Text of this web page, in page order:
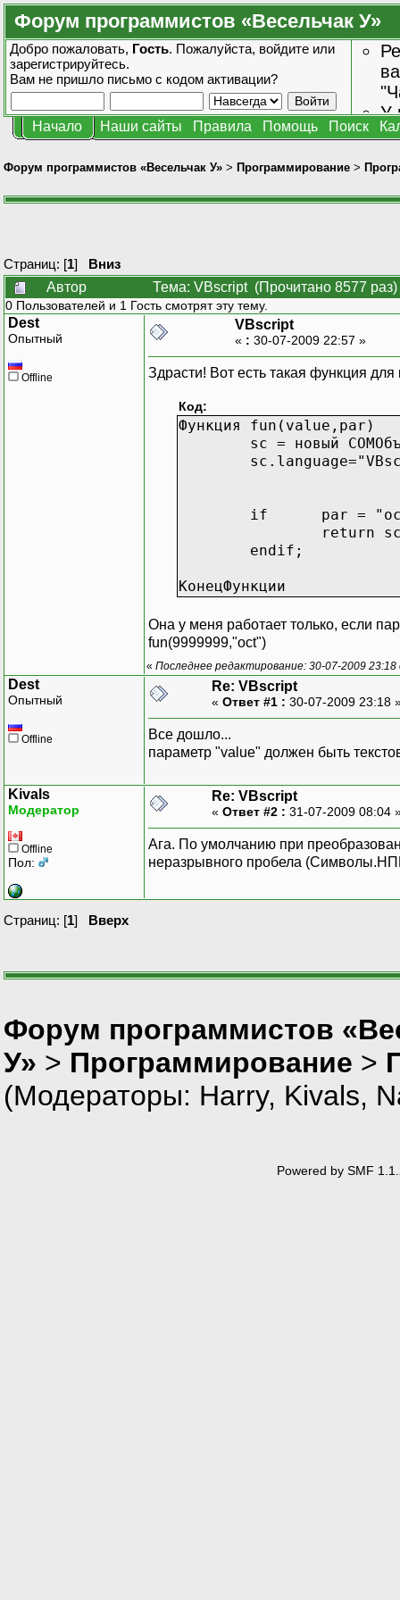
Форум программистов «Весельчак У»
Добро пожаловать, Гость. Пожалуйста, войдите или
зарегистрируйтесь.
Вам не пришло письмо с кодом активации?
У
Начало Наши сайты Правила Помощь Поиск
Форум программистов «Весельчак У» > Программирование >
Страниц: [1] Вниз
Автор
Тема: VBscript (Прочитано 8577 раз)
0 Пользователей и 1 Гость смотрят эту тему.
Dest
Опытный
Offline
VBscript
« : 30-07-2009 22:57 »
Здрасти! Вот есть такая функция
Код:
Функция fun(value,par)
sc = новый
if par =
return
endif;
КонецФункции
Она у меня работает только, если
fun(9999999,"oct")
« Последнее редактирование: 30-07-2009
Dest
Опытный
Offline
Re: VBscript
« Ответ #1 : 30-07-2009 23:18
Все дошло...
параметр "value" должен быть
Kivals
Модератор
Offline
Пол:
Re: VBscript
« Ответ #2 : 31-07-2009 08:04
Ага. По умолчанию при
неразрывного пробела
Страниц: [1] Вверх
Форум программистов
У» > Программирование >
(Модераторы: Harry, Kivals,
Powered by SMF